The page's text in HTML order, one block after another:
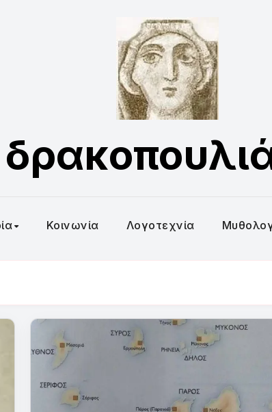
Κοινωνία Λογοτεχνία